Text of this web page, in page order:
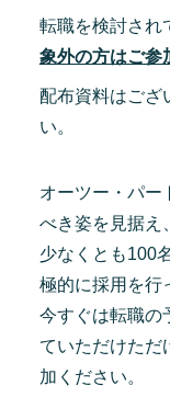
転職を検討され
象外の方はご参
配布資料はござ
い。
オーツー・パー
べき姿を見据え
少なくとも100
極的に採用を行
今すぐは転職の
ていただけただ
加ください。